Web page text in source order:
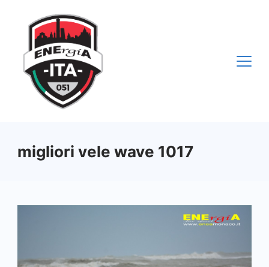
contenuto
migliori vele wave 1017